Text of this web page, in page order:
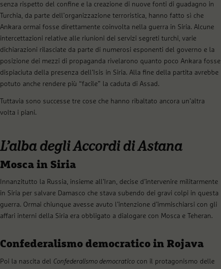
senza rispetto del confine e la creazione di nuove fonti di guadagno in
Turchia, da parte dell’organizzazione terroristica, hanno fatto sì che
Ankara ormai fosse direttamente coinvolta nella guerra in Siria. Alcune
intercettazioni relative alle riunioni dei servizi segreti turchi, varie
dichiarazioni rilasciate da parte di numerosi esponenti del governo e la
posizione dei mezzi di propaganda rivelarono quanto poco Ankara fosse
dispiaciuta della presenza dell’Isis in Siria. Alla fine della partita avrebbe
potuto anche rendere più “facile” la caduta di Assad.
Tuttavia sono successe tre cose che hanno ribaltato ancora un’altra
volta i piani.
L’alba degli Accordi di Astana
Mosca in Siria
Innanzitutto la Russia, insieme all’Iran, decise d’intervenire militarmente
in Siria per salvare Damasco che stava subendo dei gravi colpi in questa
guerra. Ormai chiunque avesse avuto l’intenzione d’immischiarsi con gli
affari interni della Siria era obbligato a dialogare con Mosca e Teheran.
Confederalismo democratico in Rojava
Poi la nascita del Confederalismo democratico con il protagonismo delle